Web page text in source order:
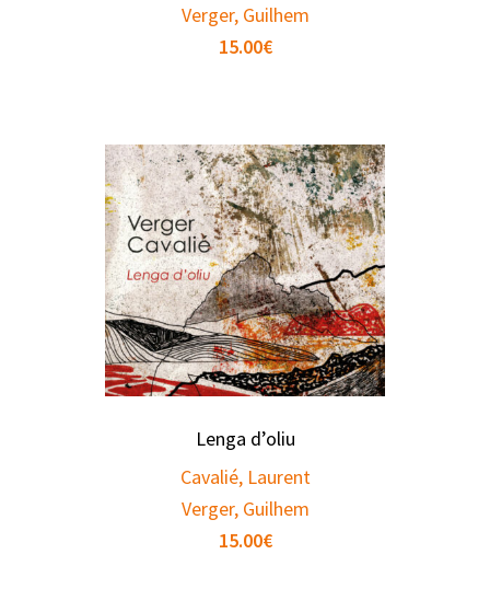
Verger, Guilhem
15.00€
Lenga d’oliu
Cavalié, Laurent
Verger, Guilhem
15.00€